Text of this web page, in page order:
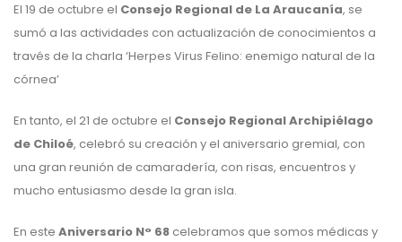
El 19 de octubre el Consejo Regional de La Araucanía, se
sumó a las actividades con actualización de conocimientos a
través de la charla ‘Herpes Virus Felino: enemigo natural de la
córnea’
En tanto, el 21 de octubre el Consejo Regional Archipiélago
de Chiloé, celebró su creación y el aniversario gremial, con
una gran reunión de camaradería, con risas, encuentros y
mucho entusiasmo desde la gran isla.
En este Aniversario N° 68 celebramos que somos médicas y